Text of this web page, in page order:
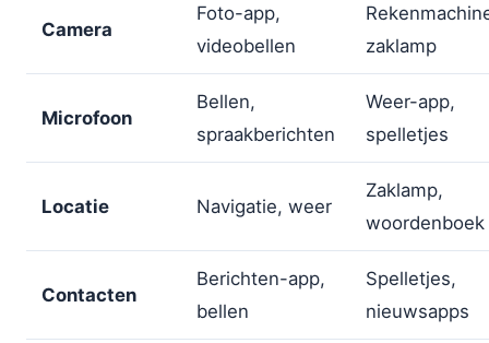
Camera
Foto-app,
videobellen
zaklamp
Microfoon
Bellen,
spraakberichten
Weer-app,
spelletjes
Locatie Navigatie, weer
Zaklamp,
woordenboek
Contacten
Berichten-app,
bellen
Spelletjes,
nieuwsapps